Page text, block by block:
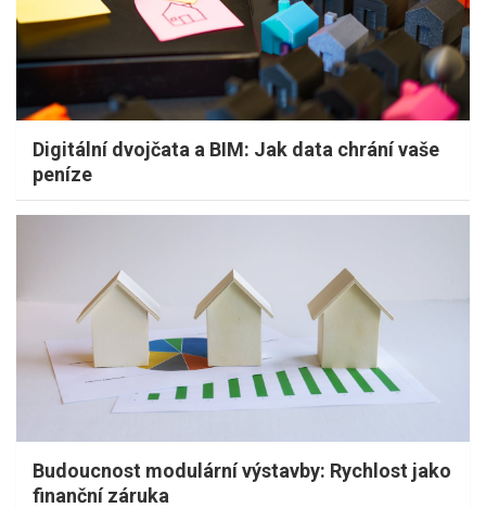
Digitální dvojčata a BIM: Jak data chrání vaše
peníze
Budoucnost modulární výstavby: Rychlost jako
finanční záruka